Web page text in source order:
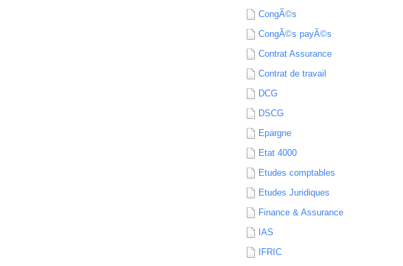
CongÃ©s
CongÃ©s payÃ©s
Contrat Assurance
Contrat de travail
DCG
DSCG
Epargne
Etat 4000
Etudes comptables
Etudes Juridiques
Finance & Assurance
IAS
IFRIC